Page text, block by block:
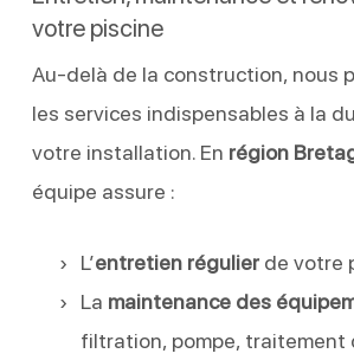
votre piscine
Au-delà de la construction, nous
les services indispensables à la
votre installation. En région
équipe assure :
L’entretien régulierde votre
La maintenance des
filtration, pompe, traitement